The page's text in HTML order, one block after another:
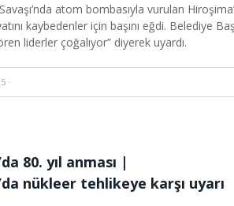
atom bombasıyla vurulan
kaybedenler için başını eğdi. Belediye
liderler çoğalıyor” diyerek uyardı.
·
80. yıl anması |
nükleer tehlikeye karşı uyarı